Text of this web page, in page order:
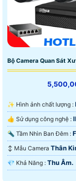
Bộ Camera Quan Sát
✨ Hình ảnh chất lượng :
👍 Sử dụng công nghệ :
🔦 Tầm Nhìn Ban Đêm :
↕️ Mẫu Camera Thân
️💎 Khả Năng : Thu Âm.